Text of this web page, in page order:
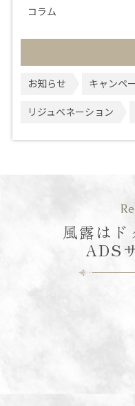
コラム
お知らせ キャンペ
リジュベネーション
風露はド
ADS